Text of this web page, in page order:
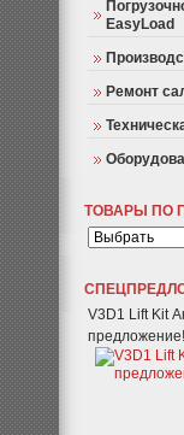
EasyLoad
Ремонт
ТОВАРЫ ПО
V3D1 Lift Kit